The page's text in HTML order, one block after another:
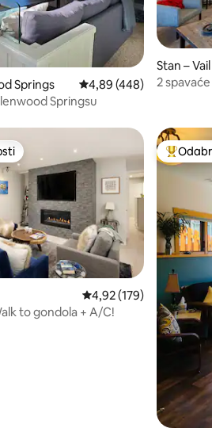
106
Springs Prosječna ocjena: 4,89/
4,89 (448)
Springsu
Stan – Vail
2
241
s oznakom „Odabrali gosti”
Prosječna ocjena: 4,92/
4,92 (179)
to gondola + A/C!
Među